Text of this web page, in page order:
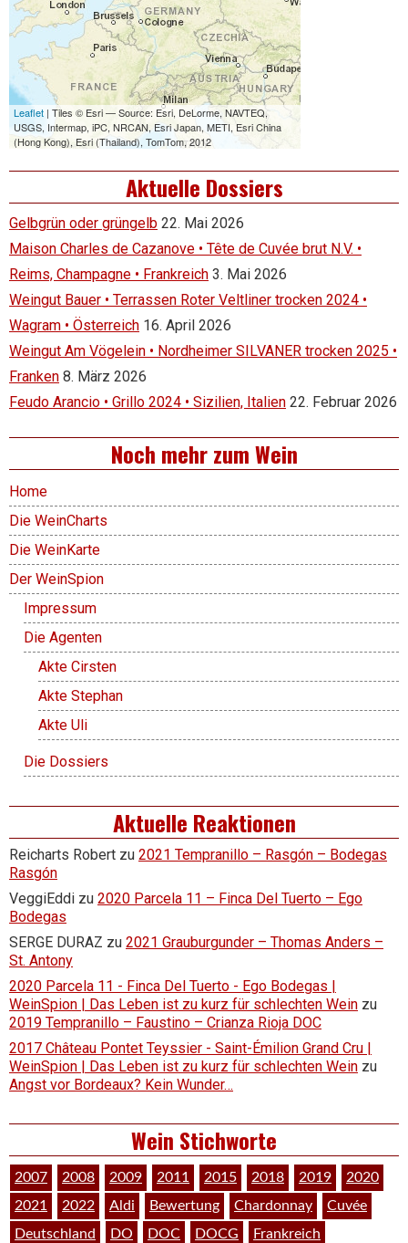
Aktuelle Dossiers
Gelbgrün oder grüngelb 22. Mai 2026
Maison Charles de Cazanove • Tête de Cuvée brut N.V. •
Reims, Champagne • Frankreich 3. Mai 2026
Weingut Bauer • Terrassen Roter Veltliner trocken 2024 •
Wagram • Österreich 16. April 2026
Weingut Am Vögelein • Nordheimer SILVANER trocken 2025 •
Franken 8. März 2026
Feudo Arancio • Grillo 2024 • Sizilien, Italien 22. Februar 2026
Noch mehr zum Wein
Home
Die WeinCharts
Die WeinKarte
Der WeinSpion
Impressum
Die Agenten
Akte Cirsten
Akte Stephan
Akte Uli
Die Dossiers
Aktuelle Reaktionen
Reicharts Robert zu 2021 Tempranillo – Rasgón – Bodegas
Rasgón
VeggiEddi zu 2020 Parcela 11 – Finca Del Tuerto – Ego
Bodegas
SERGE DURAZ zu 2021 Grauburgunder – Thomas Anders –
St. Antony
2020 Parcela 11 - Finca Del Tuerto - Ego Bodegas |
WeinSpion | Das Leben ist zu kurz für schlechten Wein zu
2019 Tempranillo – Faustino – Crianza Rioja DOC
2017 Château Pontet Teyssier - Saint-Émilion Grand Cru |
WeinSpion | Das Leben ist zu kurz für schlechten Wein zu
Angst vor Bordeaux? Kein Wunder…
Wein Stichworte
2007 2008 2009 2011 2015 2018 2019
2020
2021
2022 Aldi Bewertung Chardonnay
Cuvée
Deutschland
DO DOC DOCG
Frankreich